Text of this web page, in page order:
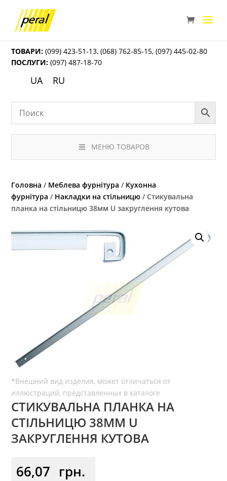
ТОВАРИ: (099) 423-51-13,(068) 762-85-15,(097) 445-02-80
ПОСЛУГИ: (097) 487-18-70
UA RU
МЕНЮ ТОВАРОВ
Головна / Меблева фурнітура / Кухонна
фурнітура / Накладки на стільницю / Стикувальна
планка на стільницю 38мм U закруглення кутова
СТИКУВАЛЬНА ПЛАНКА НА
СТІЛЬНИЦЮ 38ММ U
ЗАКРУГЛЕННЯ КУТОВА
66,07 грн.